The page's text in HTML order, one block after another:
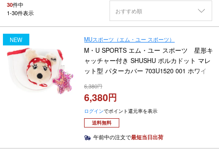
30件中
1-30件表示 おすすめ順
NEW MUスポーツ（エム・ユー スポーツ）
M・U SPORTS エム・ユー スポーツ 星形キ
ャッチャー付き SHUSHU ポルカドット マレ
ット型 パターカバー 703U1520 001 ホワイ
6,380
6,380
ログインでポイント還元率を表示
送料無料
午前中の注文で最短当日出荷